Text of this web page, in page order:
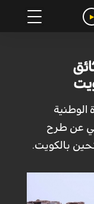
الوطنية
عن طرح
بالكويت.